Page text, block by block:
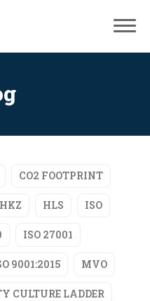
CO2 FOOTPRINT
HKZ HLS ISO
ISO 27001
9001:2015 MVO
CULTURE LADDER